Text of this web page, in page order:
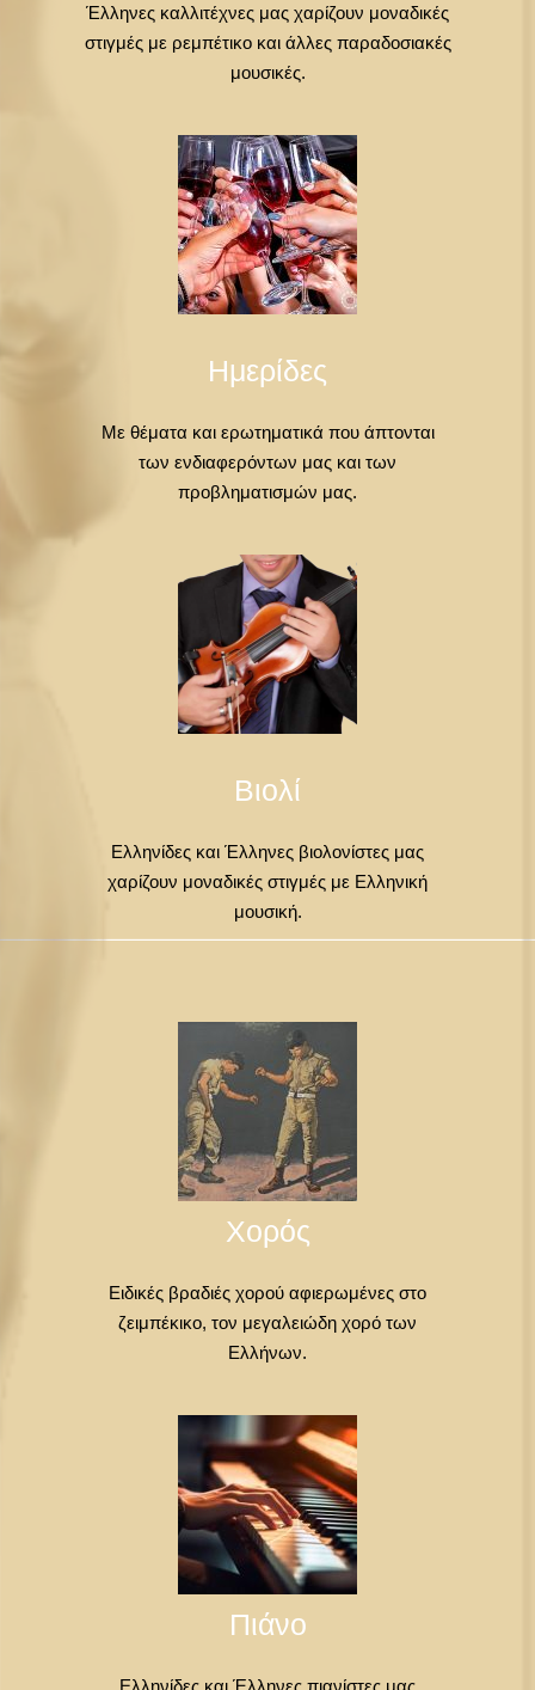
Έλληνες καλλιτέχνες μας χαρίζουν μοναδικές
στιγμές με ρεμπέτικο και άλλες παραδοσιακές
μουσικές.
Ημερίδες
Με θέματα και ερωτηματικά που άπτονται
των ενδιαφερόντων μας και των
προβληματισμών μας.
Βιολί
Ελληνίδες και Έλληνες βιολονίστες μας
χαρίζουν μοναδικές στιγμές με Ελληνική
μουσική.
Χορός
Ειδικές βραδιές χορού αφιερωμένες στο
ζειμπέκικο, τον μεγαλειώδη χορό των
Ελλήνων.
Πιάνο
Ελληνίδες και Έλληνες πιανίστες μας